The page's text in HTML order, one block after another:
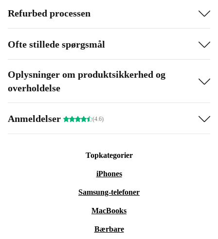
Refurbed processen
Ofte stillede spørgsmål
Oplysninger om produktsikkerhed og
overholdelse
Anmeldelser (4.6)
Topkategorier
iPhones
Samsung-telefoner
MacBooks
Bærbare